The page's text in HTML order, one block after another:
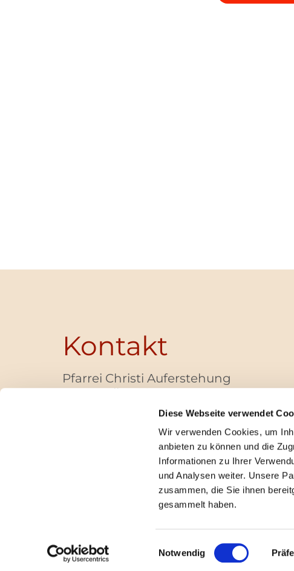
Diese Webseite verwendet
Wir verwenden Cookies, um
anbieten zu können und die
Informationen zu Ihrer
und Analysen weiter. Unsere
zusammen, die Sie ihnen
gesammelt haben.
Einwilligungsauswahl
Notwendig
Kontakt
Pfarrei Christi Auferstehung
Bayernallee 28
+49 (0)30 / 30 00 03 -40
pfarrbuero@christi-auferstehung.net
IBAN DE62 3706 0193 6006 9310 04